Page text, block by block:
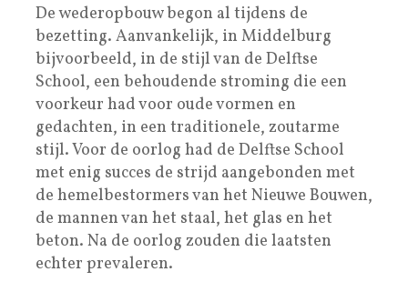
De wederopbouw begon al tijdens de
bezetting. Aanvankelijk, in Middelburg
bijvoorbeeld, in de stijl van de Delftse
School, een behoudende stroming die een
voorkeur had voor oude vormen en
gedachten, in een traditionele, zoutarme
stijl. Voor de oorlog had de Delftse School
met enig succes de strijd aangebonden met
de hemelbestormers van het Nieuwe Bouwen,
de mannen van het staal, het glas en het
beton. Na de oorlog zouden die laatsten
echter prevaleren.